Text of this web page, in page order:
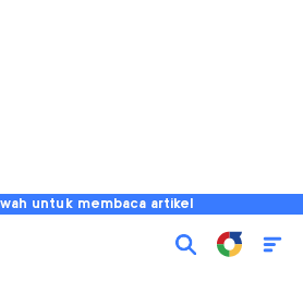
untuk membaca artikel